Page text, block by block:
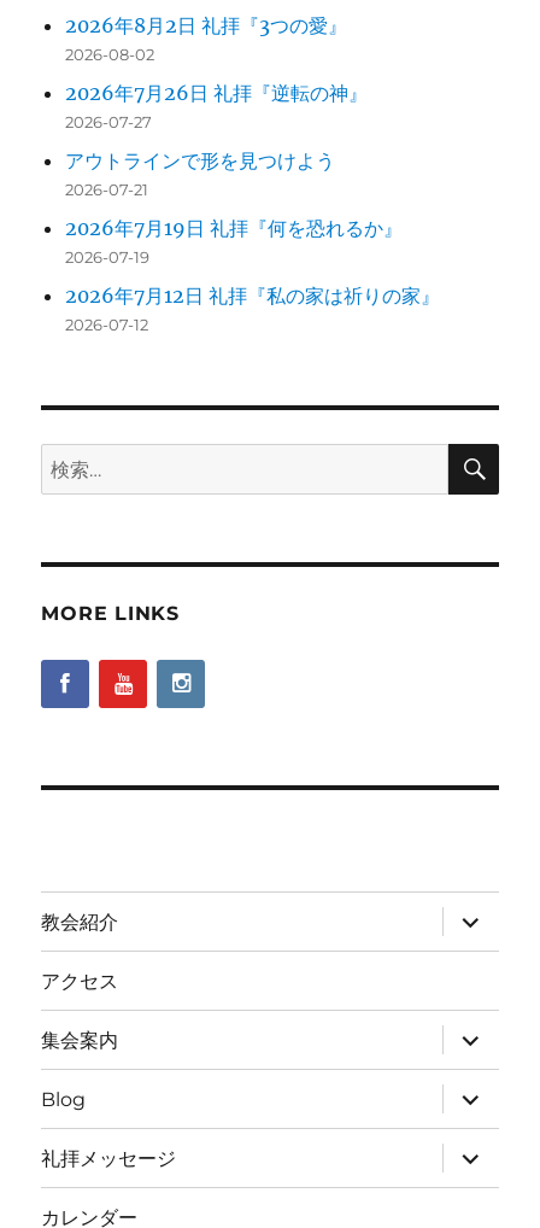
2026年8月2日 礼拝『3つの愛』
2026-08-02
2026年7月26日 礼拝『逆転の神』
2026-07-27
アウトラインで形を見つけよう
2026-07-21
2026年7月19日 礼拝『何を恐れるか』
2026-07-19
2026年7月12日 礼拝『私の家は祈りの家』
2026-07-12
検
索:
検
MORE LINKS
教会紹介
サ
ブ
メ
ー
を
展
開
アクセス
集会案内
サ
ブ
メ
ニ
ュ
ー
を
展
開
Blog
サ
ブ
メ
ニ
ュ
ー
礼拝メッセージ
サ
ブ
メ
カレンダー